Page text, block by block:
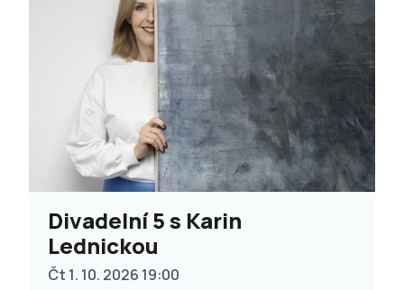
Divadelní 5 s Karin
Lednickou
Čt 1. 10. 2026 19:00